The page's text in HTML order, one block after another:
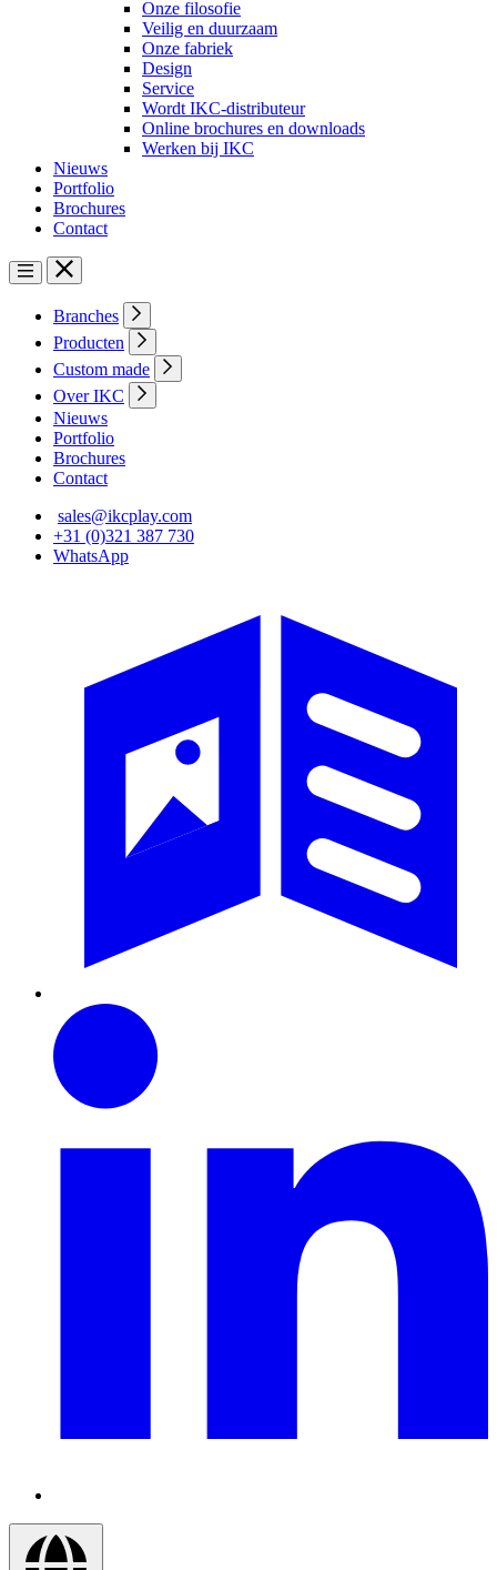
Onze filosofie
Veilig en duurzaam
Onze fabriek
Design
Service
Wordt IKC-distributeur
Online brochures en downloads
Werken bij IKC
Nieuws
Portfolio
Brochures
Contact
Branches
Producten
Custom made
Over IKC
Nieuws
Portfolio
Brochures
Contact
sales@ikcplay.com
+31 (0)321 387 730
WhatsApp